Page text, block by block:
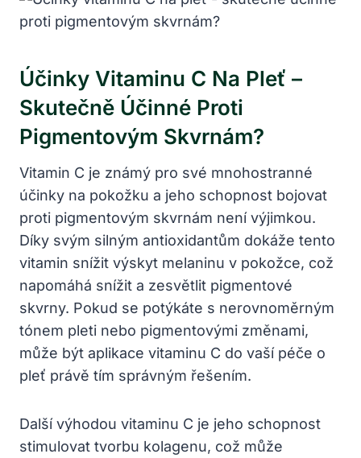
Účinky Vitaminu C Na Pleť –
Skutečně Účinné Proti
Pigmentovým Skvrnám?
Vitamin C je známý pro své mnohostranné
účinky na pokožku a jeho schopnost bojovat
proti pigmentovým skvrnám není výjimkou.
Díky svým silným antioxidantům dokáže tento
vitamin snížit výskyt melaninu v pokožce, což
napomáhá snížit a zesvětlit pigmentové
skvrny. Pokud se potýkáte s nerovnoměrným
tónem pleti nebo pigmentovými změnami,
může být aplikace vitaminu C do vaší péče o
pleť právě tím správným řešením.
Další výhodou vitaminu C je jeho schopnost
stimulovat tvorbu kolagenu, což může